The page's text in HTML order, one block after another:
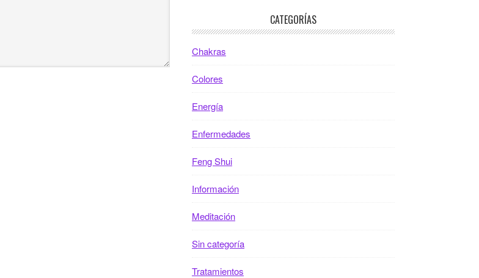
CATEGORÍAS
Chakras
Colores
Energía
Enfermedades
Feng Shui
Información
Meditación
Sin categoría
Tratamientos